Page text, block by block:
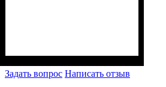
Задать вопрос Написать отзыв